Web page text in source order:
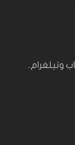
وتيلغرام..